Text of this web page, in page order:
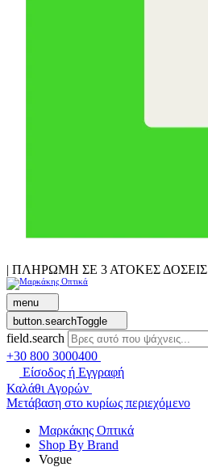
| ΠΛΗΡΩΜΗ ΣΕ 3 ΑΤΟΚΕΣ
menu
button.searchToggle
field.search
+30 800 3000400
Είσοδος ή Εγγραφή
Καλάθι Αγορών
Μετάβαση στο κυρίως περιεχόμενο
Μαρκάκης Οπτικά
Shop By Brand
Vogue